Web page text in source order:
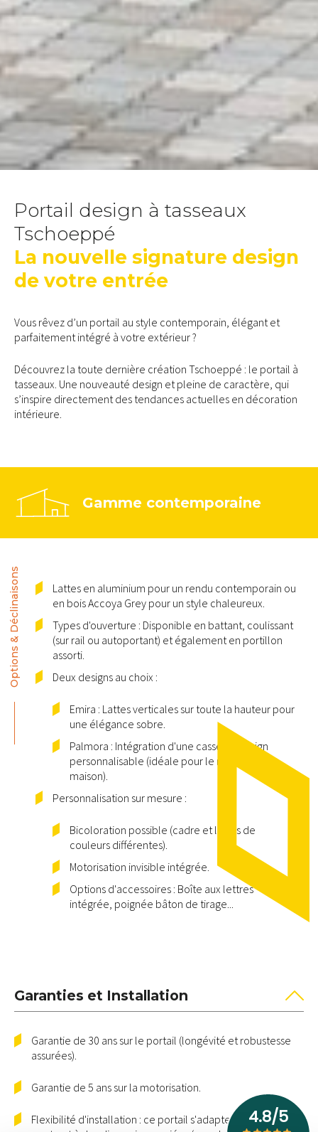
Portail design à tasseaux
Tschoeppé
La nouvelle signature design
de votre entrée
Vous rêvez d’un portail au style contemporain, élégant et
parfaitement intégré à votre extérieur ?
Découvrez la toute dernière création Tschoeppé : le portail à
tasseaux. Une nouveauté design et pleine de caractère, qui
s’inspire directement des tendances actuelles en décoration
intérieure.
Gamme contemporaine
Options & Déclinaisons Lattes en aluminium pour un rendu contemporain ou
en bois Accoya Grey pour un style chaleureux.
Types d'ouverture : Disponible en battant, coulissant
(sur rail ou autoportant) et également en portillon
assorti.
Deux designs au choix :
Emira : Lattes verticales sur toute la hauteur pour
une élégance sobre.
Palmora : Intégration d'une cassette design
personnalisable (idéale pour le numéro de
maison).
Personnalisation sur mesure :
Bicoloration possible (cadre et lattes de
couleurs différentes).
Motorisation invisible intégrée.
Options d'accessoires : Boîte aux lettres
intégrée poignée bâton de tirage...
Garanties et Installation
Garantie de 30 ans sur le portail (longévité et robustesse
assurées).
Garantie de 5 ans sur la motorisation.
Flexibilité d'installation : ce portail s'adapte auxterrains en